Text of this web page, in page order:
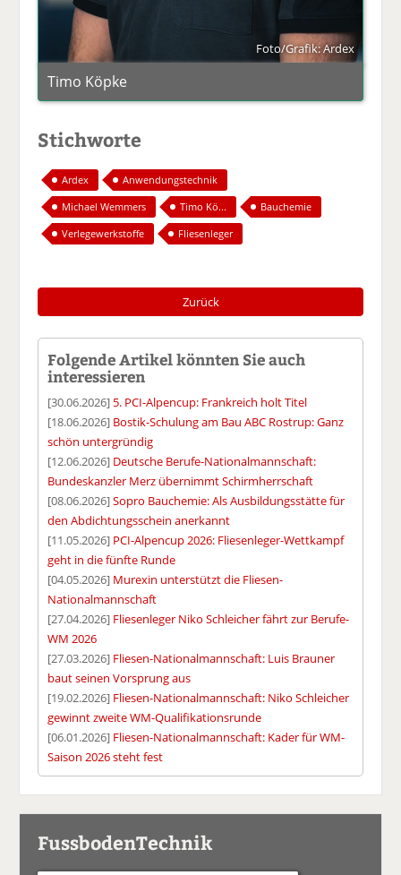
Foto/Grafik: Ardex
Timo Köpke
Stichworte
Ardex
Anwendungstechnik
Michael Wemmers
Timo Kö...
Bauchemie
Verlegewerkstoffe
Fliesenleger
Zurück
Folgende Artikel könnten Sie auch
interessieren
[30.06.2026] 5. PCI-Alpencup: Frankreich holt Titel
[18.06.2026] Bostik-Schulung am Bau ABC Rostrup: Ganz
schön untergründig
[12.06.2026] Deutsche Berufe-Nationalmannschaft:
Bundeskanzler Merz übernimmt Schirmherrschaft
[08.06.2026]Sopro Bauchemie: Als Ausbildungsstätte für
den Abdichtungsschein anerkannt
[11.05.2026] PCI-Alpencup 2026: Fliesenleger-Wettkampf
geht in die fünfte Runde
[04.05.2026] Murexin unterstützt die Fliesen-
Nationalmannschaft
[27.04.2026] Fliesenleger Niko Schleicher fährt zur Berufe-
WM 2026
[27.03.2026] Fliesen-Nationalmannschaft: Luis Brauner
baut seinen Vorsprung aus
[19.02.2026] Fliesen-Nationalmannschaft: Niko Schleicher
gewinnt zweite WM-Qualifikationsrunde
[06.01.2026] Fliesen-Nationalmannschaft: Kader für WM-
Saison 2026 steht fest
FussbodenTechnik